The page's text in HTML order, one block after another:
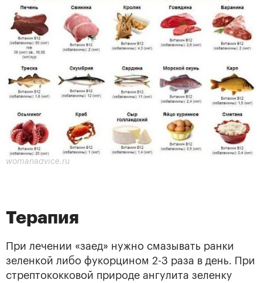
womanadvice.ru
Терапия
При лечении «заед» нужно смазывать ранки
зеленкой либо фукорцином 2-3 раза в день. При
стрептококковой природе ангулита зеленку